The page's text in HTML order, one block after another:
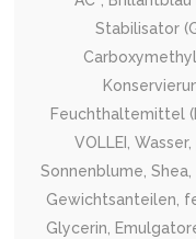
Stabilisator
Feuchthaltemittel
VOLLEI,
Sonnenblume,
Gewichtsanteilen,
Glycerin,